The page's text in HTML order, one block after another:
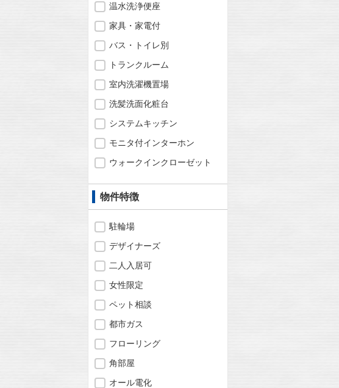
温水洗浄便座
家具・家電付
バス・トイレ別
トランクルーム
室内洗濯機置場
洗髪洗面化粧台
システムキッチン
モニタ付インターホン
ウォークインクローゼット
物件特徴
駐輪場
デザイナーズ
二人入居可
女性限定
ペット相談
都市ガス
フローリング
角部屋
オール電化